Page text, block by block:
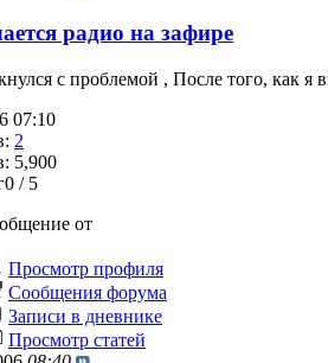
радио на зафире
с проблемой , После того, как
07:10
2
5,900
/ 5
от
Просмотр профиля
Сообщения форума
Записи в дневнике
Просмотр статей